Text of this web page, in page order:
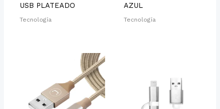
USB PLATEADO
Tecnología
AZUL
Tecnología